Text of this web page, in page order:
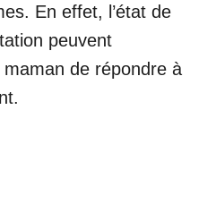
En effet, l’état de
peuvent
de répondre à